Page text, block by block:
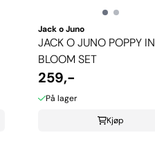
Jack o Juno
JACK O JUNO POPPY IN
BLOOM SET
259,-
På lager
Kjøp